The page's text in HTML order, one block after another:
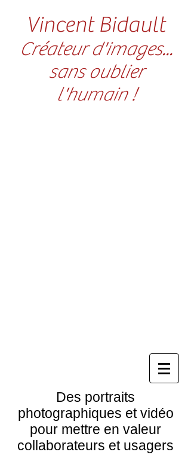
Vincent Bidault
Créateur d'images...
sans oublier
l'humain !
Des portraits
photographiques et vidéo
pour mettre en valeur
collaborateurs et usagers